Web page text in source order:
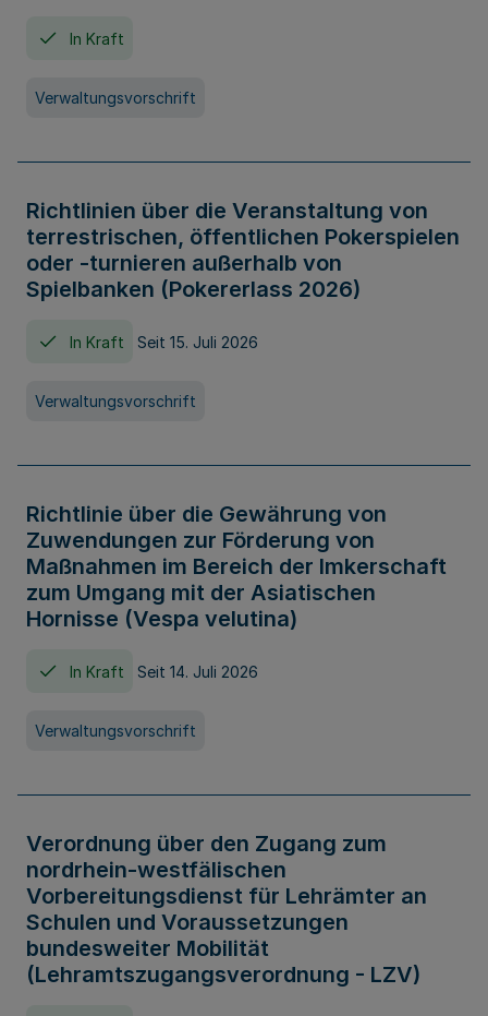
In Kraft
Verwaltungsvorschrift
Richtlinien über die Veranstaltung von
terrestrischen, öffentlichen Pokerspielen
oder -turnieren außerhalb von
Spielbanken (Pokererlass 2026)
In Kraft Seit 15. Juli 2026
Verwaltungsvorschrift
Richtlinie über die Gewährung von
Zuwendungen zur Förderung von
Maßnahmen im Bereich der Imkerschaft
zum Umgang mit der Asiatischen
Hornisse (Vespa velutina)
In Kraft Seit 14. Juli 2026
Verwaltungsvorschrift
Verordnung über den Zugang zum
nordrhein-westfälischen
Vorbereitungsdienst für Lehrämter an
Schulen und Voraussetzungen
bundesweiter Mobilität
(Lehramtszugangsverordnung - LZV)